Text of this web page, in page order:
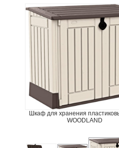
Шкаф для хранения
WOODLAND